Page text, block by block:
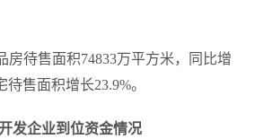
房待售面积74833万平方米，同比增
待售面积增长23.9%。
企业到位资金情况